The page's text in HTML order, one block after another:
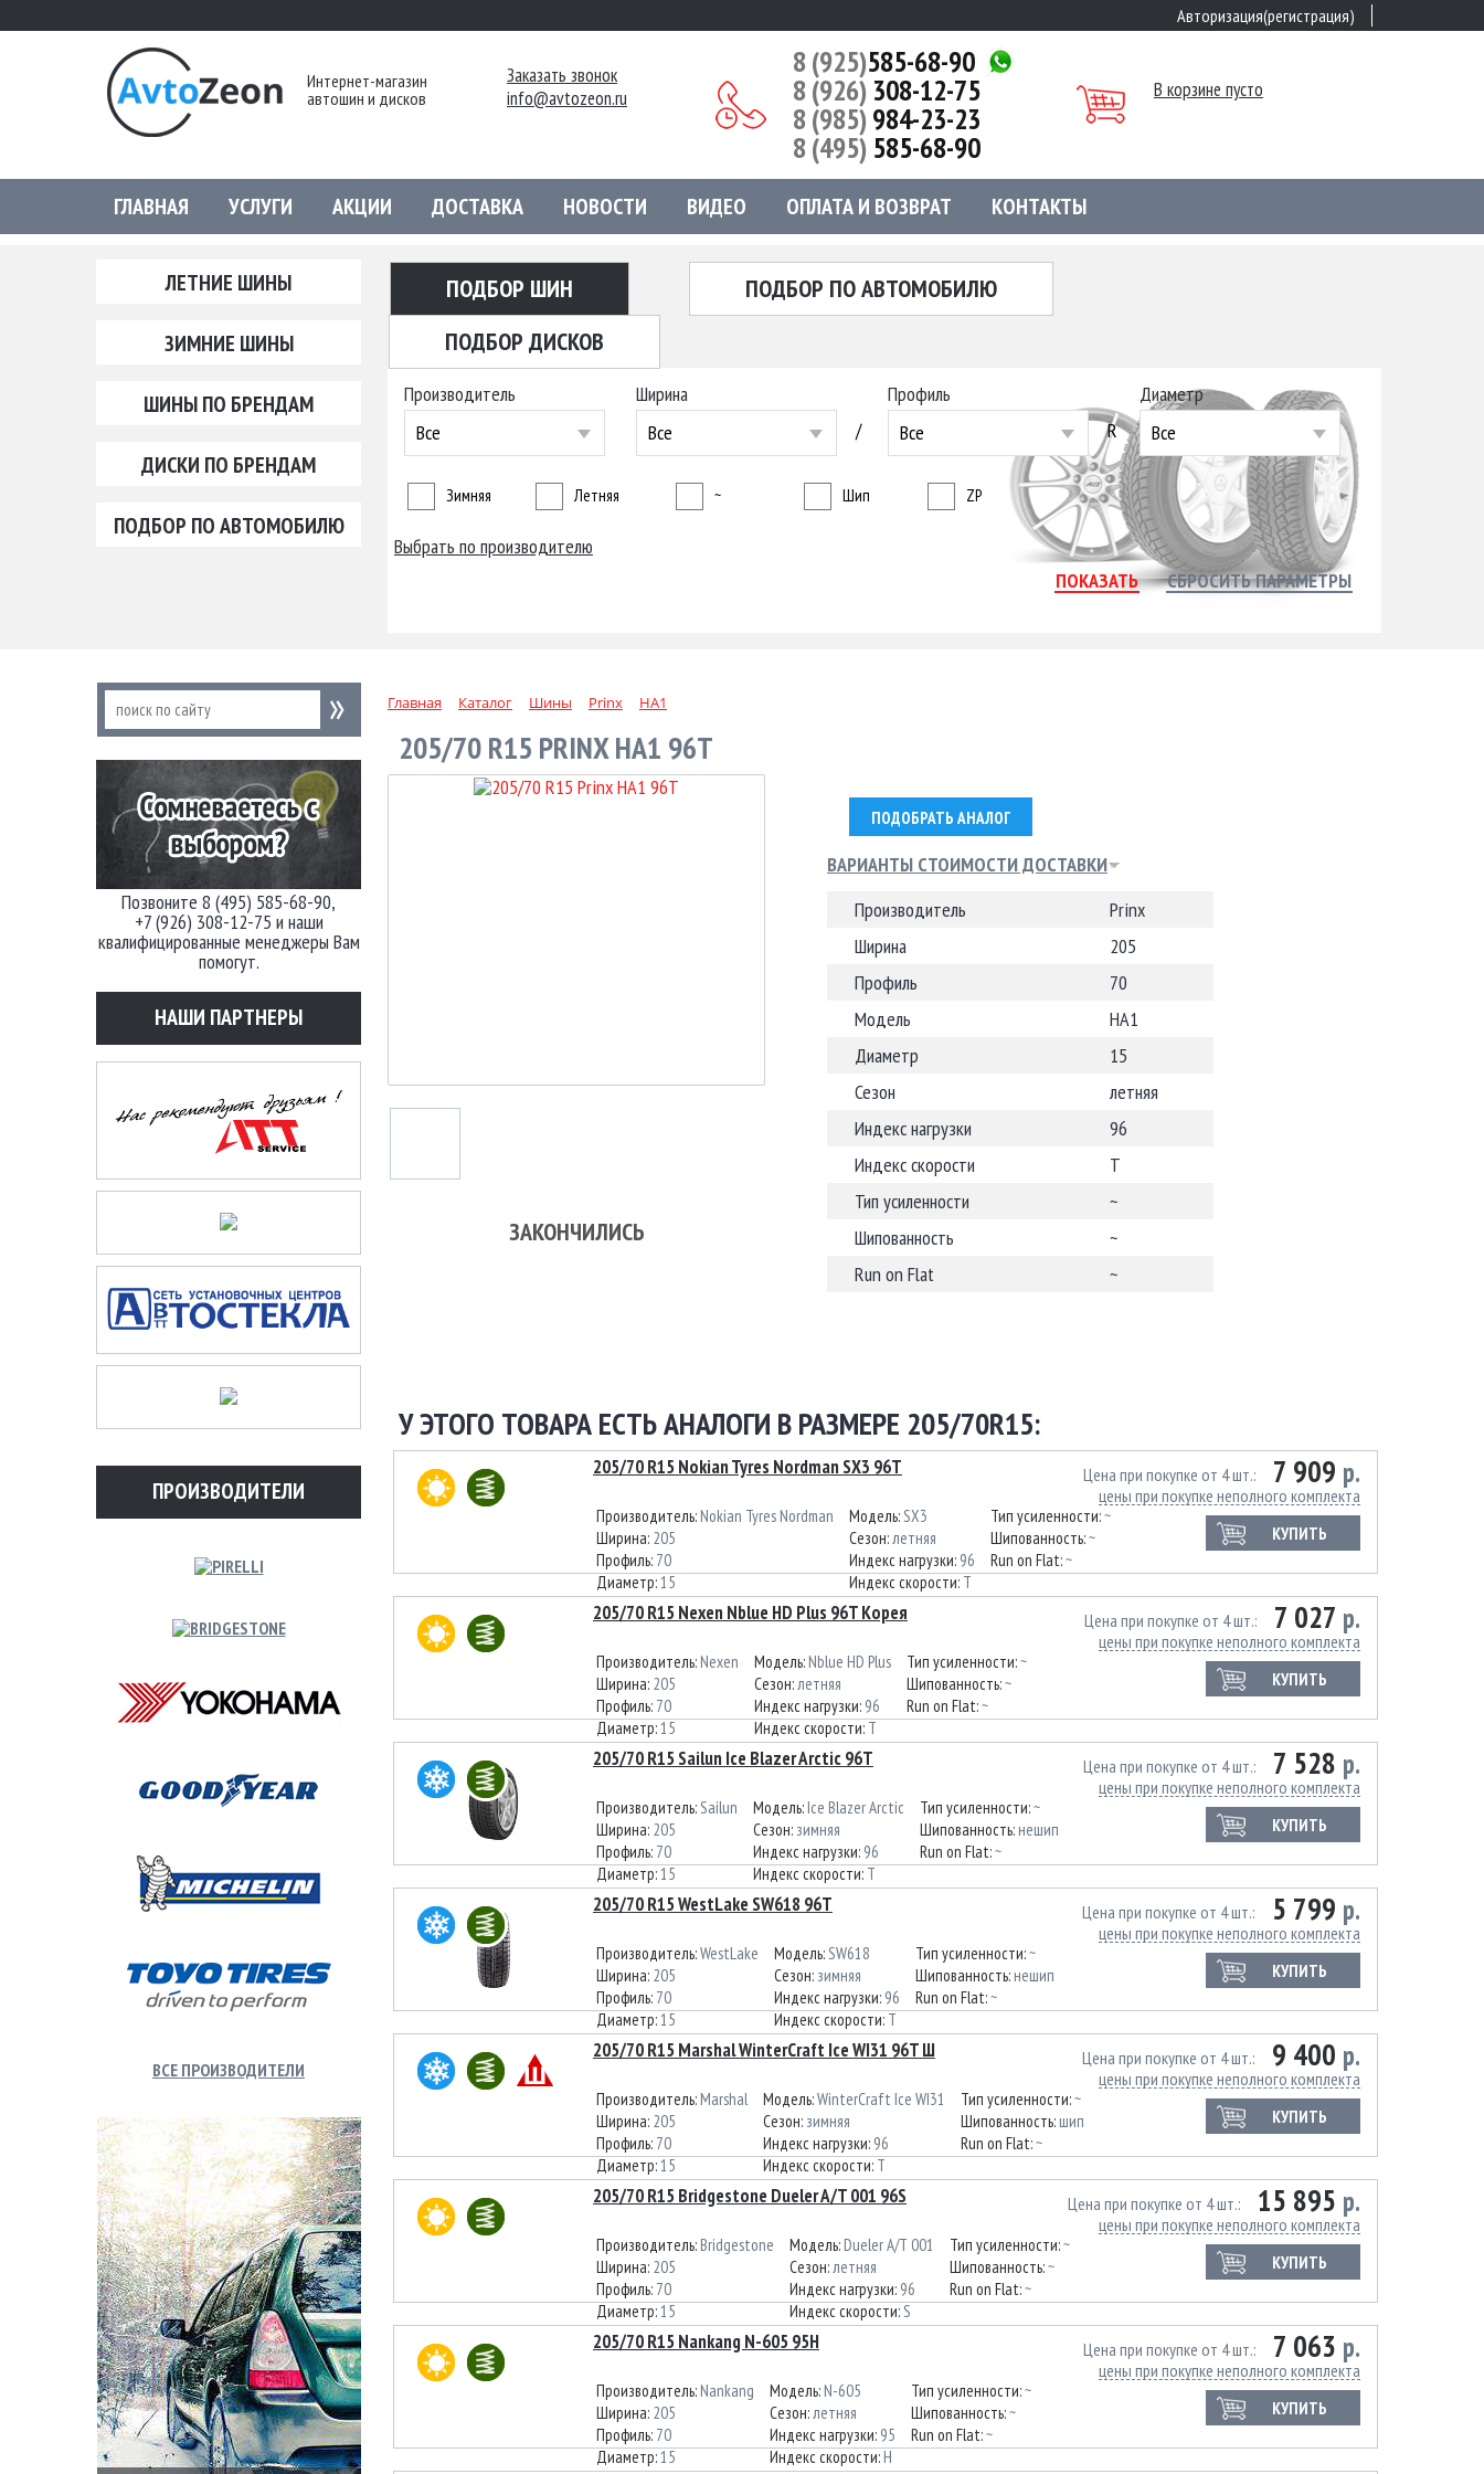
Авторизация(регистрация)
Интернет-магазин
автошин и дисков
Заказать звонок
info@avtozeon.ru
8 (925)585-68-90
8 (926) 308-12-75
8 (985)984-23-23
8 (495) 585-68-90
В корзине пусто
ГЛАВНАЯ УСЛУГИ АКЦИИ ДОСТАВКА НОВОСТИ ВИДЕО ОПЛАТА И ВОЗВРАТ КОНТАКТЫ
ЛЕТНИЕ ШИНЫ
ЗИМНИЕ ШИНЫ
ШИНЫ ПО БРЕНДАМ
ДИСКИ ПО БРЕНДАМ
ПОДБОР ПО АВТОМОБИЛЮ
ПОДБОР ШИН
ПОДБОР ПО АВТОМОБИЛЮ
ПОДБОР ДИСКОВ
Производитель
Все
Ширина
Все
/
Профиль
Все
R
Диаметр
Все
Зимняя Летняя ~ Шип ZP
Выбрать по производителю
Позвоните 8 (495) 585-68-90,
+7 (926) 308-12-75 и наши
квалифицированные менеджеры Вам
помогут.
НАШИ ПАРТНЕРЫ
ПРОИЗВОДИТЕЛИ
ВСЕ ПРОИЗВОДИТЕЛИ
Главная Каталог Шины Prinx HA1
205/70 R15 PRINX HA1 96T
ЗАКОНЧИЛИСЬ
ПОДОБРАТЬ АНАЛОГ
ВАРИАНТЫ СТОИМОСТИ ДОСТАВКИ
Производитель
Prinx
Ширина
205
Профиль
70
Модель
HA1
Диаметр
15
Сезон
летняя
Индекс нагрузки
96
Индекс скорости
T
Тип усиленности
~
Шипованность
~
Run on Flat
~
У ЭТОГО ТОВАРА ЕСТЬ АНАЛОГИ В РАЗМЕРЕ 205/70R15:
205/70 R15 Nokian Tyres Nordman SX3 96T 7 909 р.
Цена при покупке от 4 шт.
цены при покупке неполного комплекта
КУПИТЬ
Производитель: Nokian Tyres Nordman
Ширина: 205
Профиль: 70
Диаметр:15
Модель:SX3
Сезон:летняя
Индекс нагрузки: 96
Индекс скорости: T
Тип усиленности:~
Шипованность:~
Run on Flat:~
205/70 R15 Nexen Nblue HD Plus 96T Корея 7 027 р.
Цена при покупке от 4 шт.
цены при покупке неполного комплекта
КУПИТЬ
Производитель: Nexen
Ширина: 205
Профиль: 70
Диаметр:15
Модель: Nblue HD Plus
Сезон:летняя
Индекс нагрузки: 96
Индекс скорости: T
Тип усиленности:~
Шипованность:~
Run on Flat:~
205/70 R15 Sailun Ice Blazer Arctic 96T 7 528 р.
Цена при покупке от 4 шт.
цены при покупке неполного комплекта
КУПИТЬ
Производитель:Sailun
Ширина: 205
Профиль: 70
Диаметр:15
Модель: Ice Blazer Arctic
Сезон: зимняя
Индекс нагрузки: 96
Индекс скорости: T
Тип усиленности:~
Шипованность: нешип
Run on Flat:~
205/70 R15 WestLake SW618 96T 5 799 р.
Цена при покупке от 4 шт.
цены при покупке неполного комплекта
КУПИТЬ
Производитель:WestLake
Ширина: 205
Профиль: 70
Диаметр:15
Модель:SW618
Сезон: зимняя
Индекс нагрузки: 96
Индекс скорости: T
Тип усиленности:~
Шипованность: нешип
Run on Flat:~
205/70 R15 Marshal WinterCraft Ice WI31 96T Ш 9 400 р.
Цена при покупке от 4 шт.
цены при покупке неполного комплекта
КУПИТЬ
Производитель: Marshal
Ширина: 205
Профиль: 70
Диаметр:15
Модель:WinterCraft Ice WI31
Сезон: зимняя
Индекс нагрузки: 96
Индекс скорости: T
Тип усиленности:~
Шипованность: шип
Run on Flat:~
205/70 R15 Bridgestone Dueler A/T 001 96S 15 895 р.
Цена при покупке от 4 шт.
цены при покупке неполного комплекта
КУПИТЬ
Производитель: Bridgestone
Ширина: 205
Профиль: 70
Диаметр:15
Модель: Dueler A/T 001
Сезон:летняя
Индекс нагрузки: 96
Индекс скорости:S
Тип усиленности:~
Шипованность:~
Run on Flat:~
205/70 R15 Nankang N-605 95H 7 063 р.
Цена при покупке от 4 шт.
цены при покупке неполного комплекта
КУПИТЬ
Производитель: Nankang
Ширина: 205
Профиль: 70
Диаметр:15
Модель: N-605
Сезон:летняя
Индекс нагрузки: 95
Индекс скорости: H
Тип усиленности:~
Шипованность:~
Run on Flat:~